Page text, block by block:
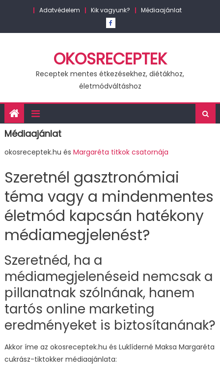
Adatvédelem Kik vagyunk? Médiaajánlat
OKOSRECEPTEK
Receptek mentes étkezésekhez, diétákhoz,
életmódváltáshoz
Médiaajánlat
okosreceptek.hu és Margaréta titkok csatornája
Szeretnél gasztronómiai
téma vagy a mindenmentes
életmód kapcsán hatékony
médiamegjelenést?
Szeretnéd, ha a
médiamegjelenéseid nemcsak a
pillanatnak szólnának, hanem
tartós online marketing
eredményeket is biztosítanának?
Akkor íme az okosreceptek.hu és Luklíderné Maksa Margaréta
cukrász-tiktokker médiaajánlata: